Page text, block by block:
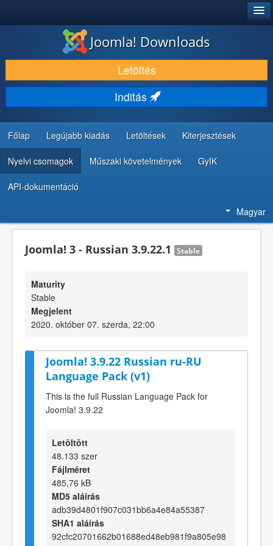
LETÖLTÉS ÉS KITERJESZTÉS
FEDEZZE FEL ÉS TANULJA MEG
KÖZÖSSÉG ÉS TÁMOGATÁS
FEJLESZTŐI ERŐFORRÁSOK
Joomla! Downloads
Letöltés
Inditás
Főlap Legújabb kiadás Letöltések Kiterjesztések
Nyelvi csomagok Műszaki követelmények GyIK
API-dokumentáció
Magyar
Joomla! 3 - Russian 3.9.22.1 Stable
Maturity
Stable
Megjelent
2020. október 07. szerda, 22:00
Joomla! 3.9.22 Russian ru-RU
Language Pack (v1)
This is the full Russian Language Pack for
Joomla! 3.9.22
Letöltött
48.133 szer
Fájlméret
485,76 kB
MD5 aláírás
adb39d4801f907c031bb6a4e84a55387
SHA1 aláírás
92cfc20701662b01688ed48eb981f9a805e98